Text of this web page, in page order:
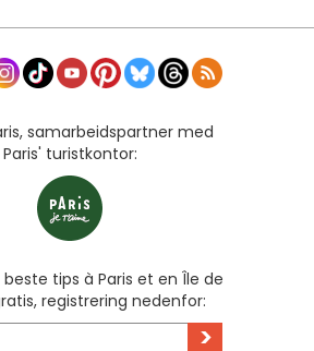
samarbeidspartner med
Paris' turistkontor:
tips à Paris et en Île de
registrering nedenfor:
>